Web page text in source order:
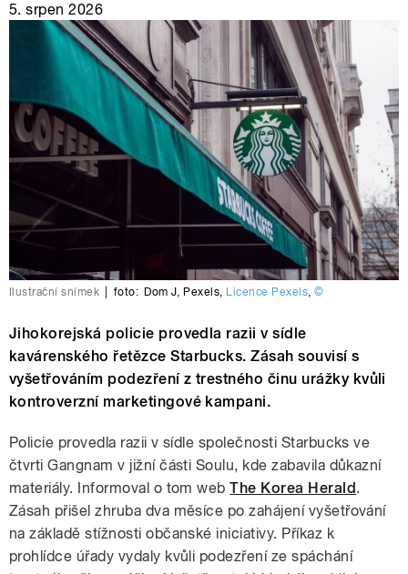
5. srpen 2026
Ilustrační snímek foto: Dom J ,Pexels Licence Pexels ©
Jihokorejská policie provedla razii v sídle
kavárenského řetězce Starbucks. Zásah souvisí s
vyšetřováním podezření z trestného činu urážky kvůli
kontroverzní marketingové kampani.
Policie provedla razii v sídle společnosti Starbucks ve
čtvrti Gangnam v jižní části Soulu, kde zabavila důkazní
materiály. Informoval o tom webThe Korea Herald.
Zásah přišel zhruba dva měsíce po zahájení vyšetřování
na základě stížnosti občanské iniciativy. Příkaz k
prohlídce úřady vydaly kvůli podezření ze spáchání